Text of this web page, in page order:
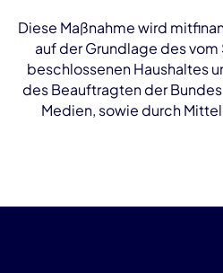
Diese Maßnahme wird
auf der Grundlage des
beschlossenen Haushaltes
des Beauftragten der
Medien, sowie durch